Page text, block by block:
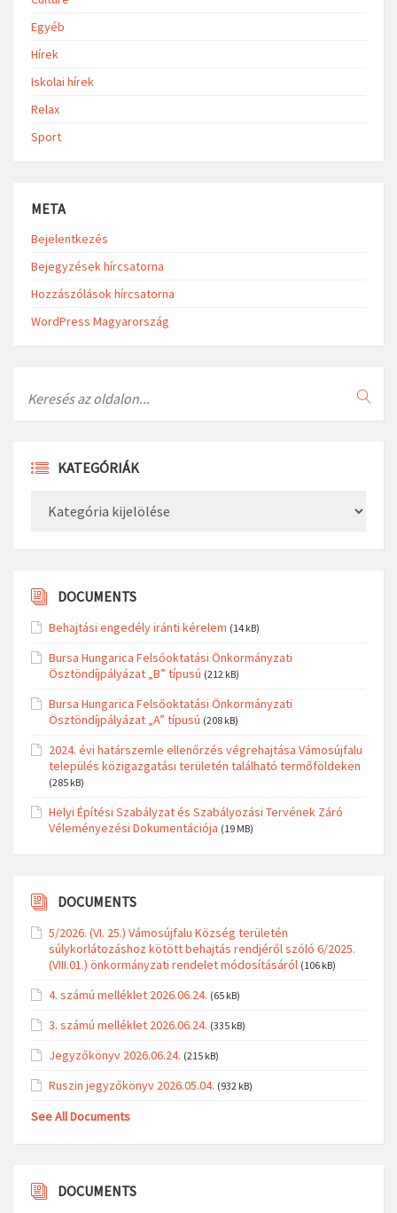
Egyéb
Hírek
Iskolai hírek
Relax
Sport
META
Bejelentkezés
Bejegyzések hírcsatorna
Hozzászólások hírcsatorna
WordPress Magyarország
KATEGÓRIÁK
DOCUMENTS
Behajtási engedély iránti kérelem (14 kB)
Bursa Hungarica Felsőoktatási Önkormányzati
Ösztöndíjpályázat „B” típusú (212 kB)
Bursa Hungarica Felsőoktatási Önkormányzati
Ösztöndíjpályázat „A” típusú (208 kB)
2024. évi határszemle ellenőrzés végrehajtása Vámosújfalu
település közigazgatási területén található termőföldeken
(285 kB)
Helyi Építési Szabályzat és Szabályozási Tervének Záró
Véleményezési Dokumentációja (19 MB)
DOCUMENTS
5/2026. (VI. 25.) Vámosújfalu Község területén
súlykorlátozáshoz kötött behajtás rendjéről szóló 6/2025.
(VIII.01.) önkormányzati rendelet módosításáról (106 kB)
4. számú melléklet 2026.06.24. (65 kB)
3. számú melléklet 2026.06.24. (335 kB)
Jegyzőkönyv 2026.06.24. (215 kB)
Ruszin jegyzőkönyv 2026.05.04. (932 kB)
See All Documents
DOCUMENTS